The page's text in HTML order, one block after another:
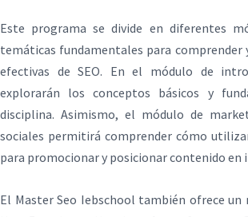
Este programa se divide en diferentes
temáticas fundamentales para comprender
efectivas de SEO. En el módulo de
explorarán los conceptos básicos y
disciplina. Asimismo, el módulo de
sociales permitirá comprender cómo
para promocionar y posicionar contenido en
El Master Seo Iebschool también ofrece un